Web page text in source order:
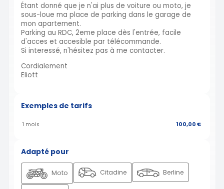
Étant donné que je n'ai plus de voiture ou moto, je
sous-loue ma place de parking dans le garage de
mon apartement.
Parking au RDC, 2eme place dès l'entrée, facile
d'acces et accesible par télécommande.
Si interessé, n'hésitez pas à me contacter.
Cordialement
Eliott
Exemples de tarifs
1 mois 100,00 €
Adapté pour
Moto Citadine Berline